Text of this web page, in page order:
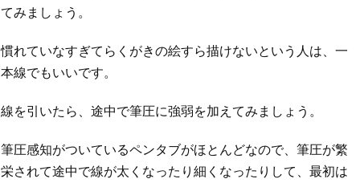
てみましょう。
慣れていなすぎてらくがきの絵すら描けないという人は、一
本線でもいいです。
線を引いたら、途中で筆圧に強弱を加えてみましょう。
筆圧感知がついているペンタブがほとんどなので、筆圧が繁
栄されて途中で線が太くなったり細くなったりして、最初は